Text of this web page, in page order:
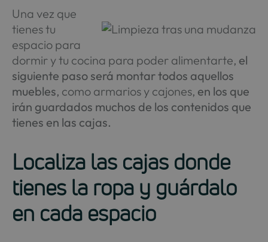
Una vez que
tienes tu
espacio para
dormir y tu cocina para poder alimentarte, el
siguiente paso será montar todos aquellos
muebles, como armarios y cajones, en los que
irán guardados muchos de los contenidos que
tienes en las cajas.
Localiza las cajas donde
tienes la ropa y guárdalo
en cada espacio